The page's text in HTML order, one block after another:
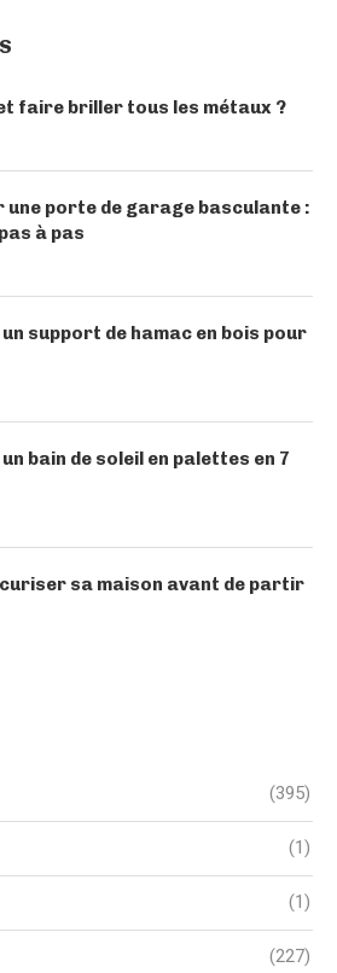
faire briller tous les métaux ?
porte de garage basculante :
à pas
support de hamac en bois pour
bain de soleil en palettes en 7
sa maison avant de partir
(395)
(1)
(1)
(227)